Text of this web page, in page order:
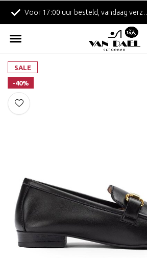
Voor 17:00 uur besteld, vandaag verzonden!
SALE
-40%